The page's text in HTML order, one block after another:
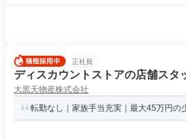
正社員
ディスカウントストアの店舗スタ
大黒天物産株式会社
転勤なし｜家族手当充実｜最大45万円の